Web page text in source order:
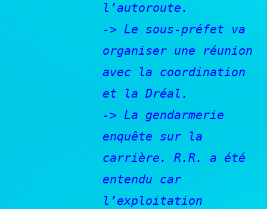
l’autoroute.
-> Le sous-préfet va
organiser une réunion
avec la coordination
et la Dréal.
-> La gendarmerie
enquête sur la
carrière. R.R. a été
entendu car
l’exploitation